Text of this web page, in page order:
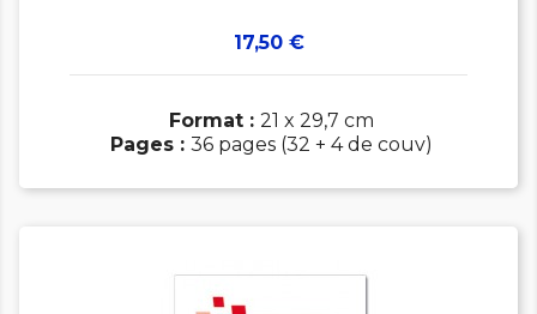
Prix
17,50 €
Format : 21 x 29,7 cm
Pages : 36 pages (32 + 4 de couv)